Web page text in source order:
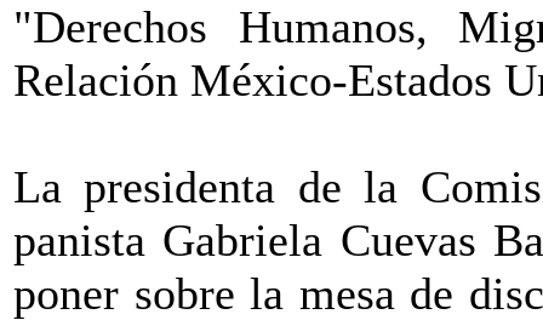
"Derechos Humanos,
Relación México-Estados
La presidenta de la
panista Gabriela Cuevas
poner sobre la mesa de